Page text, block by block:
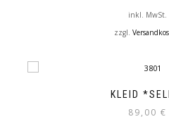
inkl. MwSt.
zzgl.
KLEID
89,00 €